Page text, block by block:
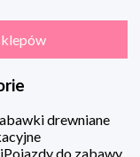
drewniane
Pojazdy do zabawy